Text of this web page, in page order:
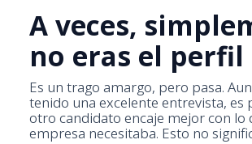
A veces,
no eras el perfil
Es un trago amargo, pero pasa.
tenido una excelente entrevista, es
otro candidato encaje mejor con lo
empresa necesitaba. Esto no